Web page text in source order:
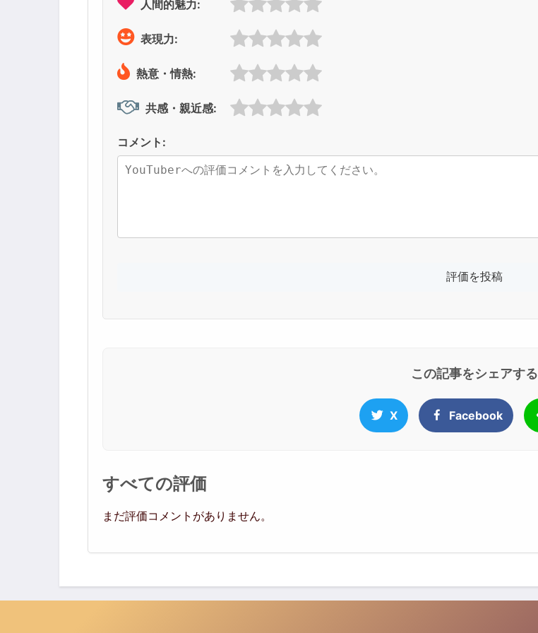
人間的魅力:
表現力:
熱意・情熱:
共感・親近感:
コメント:
この記事をシェアする
X Facebook
すべての評価
まだ評価コメントがありません。